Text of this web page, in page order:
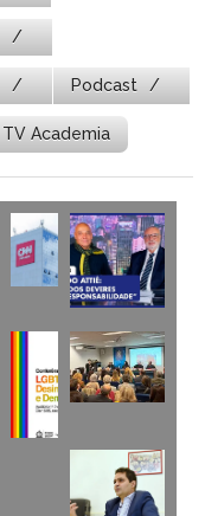
Podcast
TV Academia